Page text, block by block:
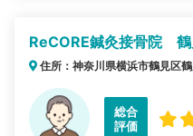
ReCORE鍼灸接骨院
住所：神奈川県横浜市鶴見区
総合
評価